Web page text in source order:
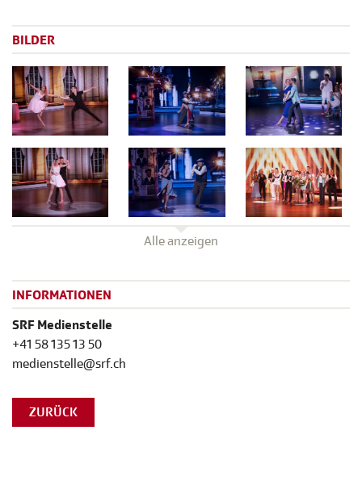
BILDER
Alle anzeigen
INFORMATIONEN
SRF Medienstelle
+41 58 135 13 50
medienstelle@srf.ch
ZURÜCK